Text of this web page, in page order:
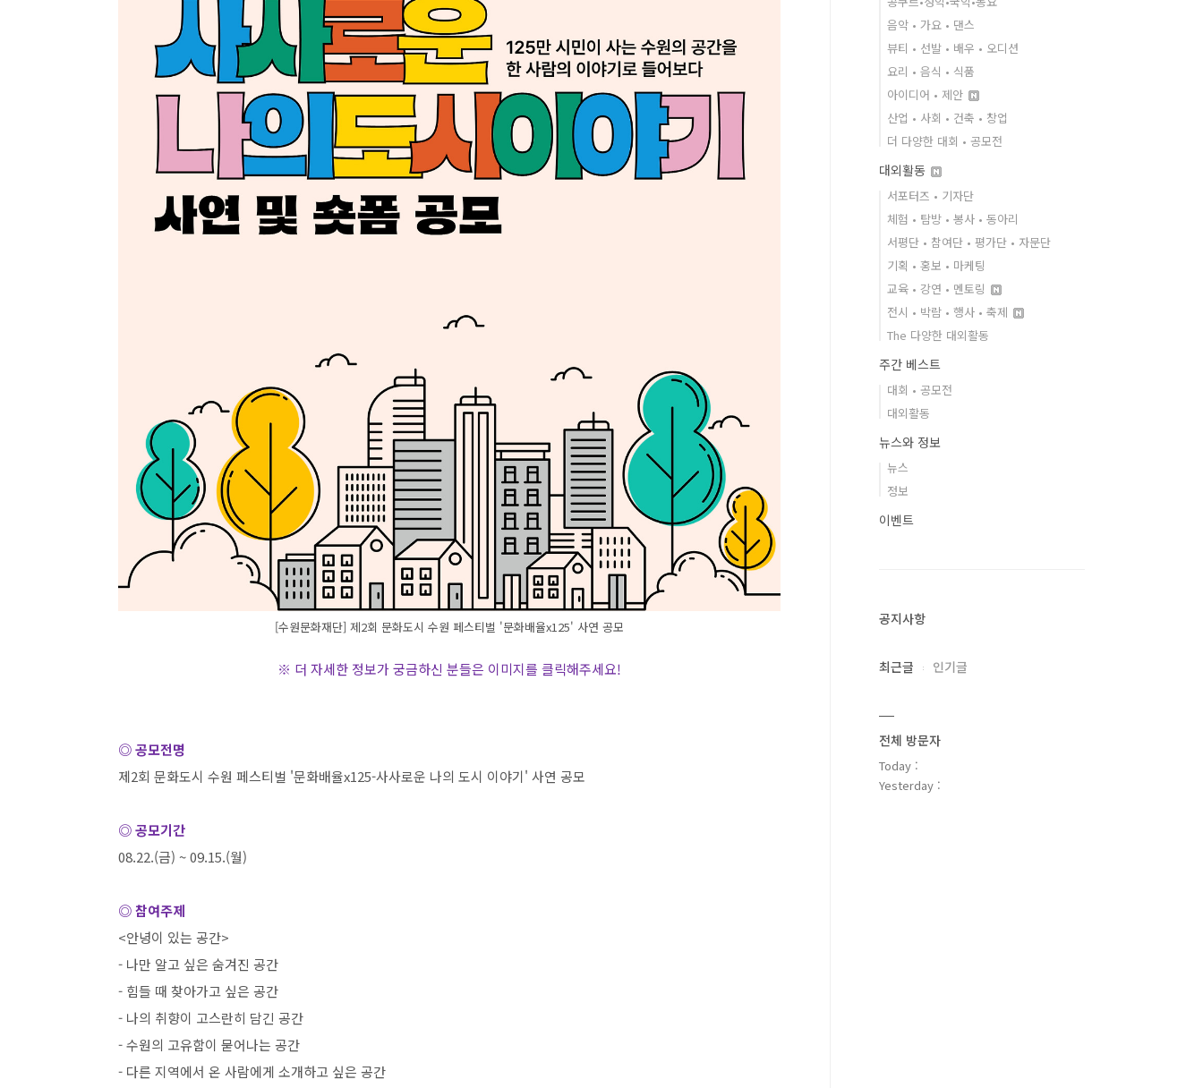
[수원문화재단] 제2회 문화도시 수원 페스티벌 '문화배율x125' 사연 공모
※ 더 자세한 정보가 궁금하신 분들은 이미지를 클릭해주세요!
◎ 공모전명
제2회 문화도시 수원 페스티벌 '문화배율x125-사사로운 나의 도시 이야기' 사연 공모
◎ 공모기간
08.22.(금) ~ 09.15.(월)
◎ 참여주제
<안녕이 있는 공간>
- 나만 알고 싶은 숨겨진 공간
- 힘들 때 찾아가고 싶은 공간
- 나의 취향이 고스란히 담긴 공간
-수원의 고유함이 묻어나는 공간
- 다른 지역에서 온 사람에게 소개하고 싶은 공간
음악 • 가요 • 댄스
뷰티 • 선발 • 배우 • 오디션
요리 • 음식 • 식품
아이디어 • 제안
산업 • 사회 • 건축 • 창업
더 다양한 대회 • 공모전
대외활동
서포터즈 • 기자단
체험 • 탐방 • 봉사 • 동아리
서평단 • 참여단 • 평가단 • 자문단
기획 • 홍보 • 마케팅
교육 • 강연 • 멘토링
전시 • 박람 • 행사 • 축제
The 다양한 대외활동
주간 베스트
대회 • 공모전
대외활동
뉴스와 정보
뉴스
정보
이벤트
공지사항
최근글 인기글
전체 방문자
Today :
Yesterday :